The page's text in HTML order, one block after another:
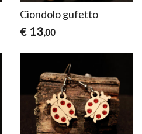
Ciondolo gufetto
€ 13,00